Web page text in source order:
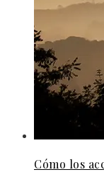
Cómo los